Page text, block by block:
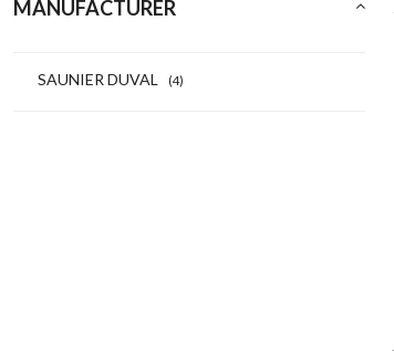
MANUFACTURER
SAUNIER DUVAL (4)